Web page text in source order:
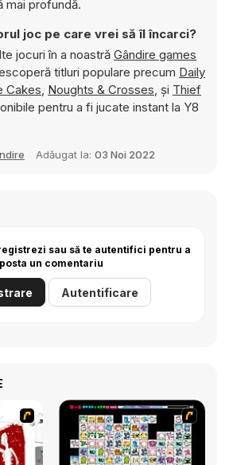
mai profundă.
joc pe care vrei să îl încarci?
jocuri în a noastră Gândire games
titluri populare precum Daily
Cakes, Noughts & Crosses, și Thief
pentru a fi jucate instant la Y8
Adăugat la: 03 Noi 2022
sau să te autentifici pentru a
posta un comentariu
Autentificare